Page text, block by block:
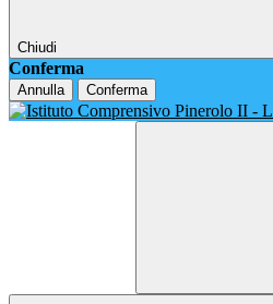
Chiudi
Conferma
Annulla Conferma